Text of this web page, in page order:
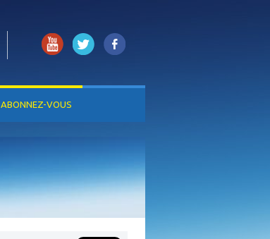
ABONNEZ-VOUS